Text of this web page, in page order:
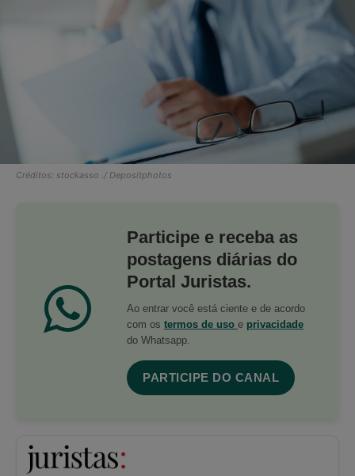
Créditos: stockasso ./ Depositphotos
Participe e receba as
postagens diárias do
Portal Juristas.
Ao entrar você está ciente e de acordo
com os termos de uso e privacidade
do Whatsapp.
PARTICIPE DO CANAL